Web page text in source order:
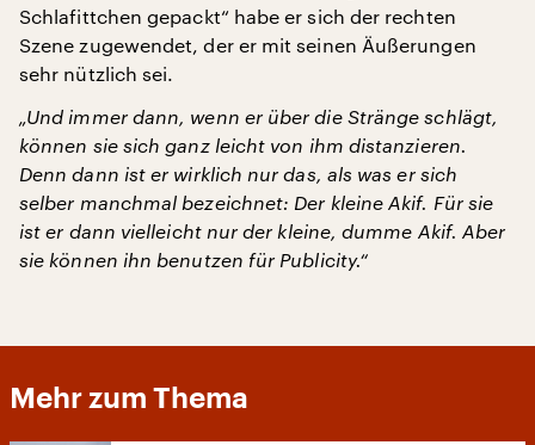
Schlafittchen gepackt“ habe er sich der rechten
Szene zugewendet, der er mit seinen Äußerungen
sehr nützlich sei.
„Und immer dann, wenn er über die Stränge schlägt,
können sie sich ganz leicht von ihm distanzieren.
Denn dann ist er wirklich nur das, als was er sich
selber manchmal bezeichnet: Der kleine Akif. Für sie
ist er dann vielleicht nur der kleine, dumme Akif. Aber
sie können ihn benutzen für Publicity.“
Mehr zum Thema